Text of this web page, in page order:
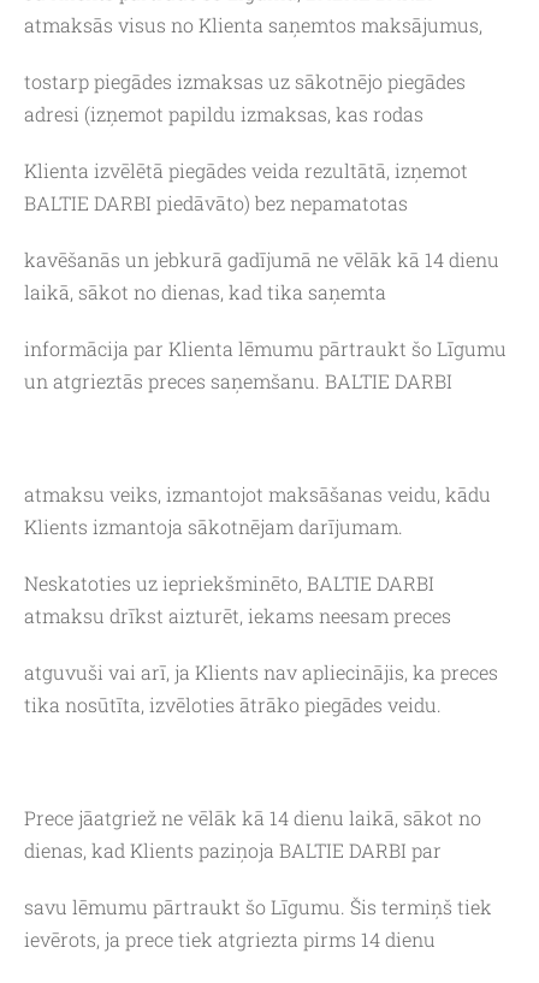
atmaksās visus no Klienta saņemtos maksājumus,
tostarp piegādes izmaksas uz sākotnējo piegādes
adresi (izņemot papildu izmaksas, kas rodas
Klienta izvēlētā piegādes veida rezultātā, izņemot
BALTIE DARBI piedāvāto) bez nepamatotas
kavēšanās un jebkurā gadījumā ne vēlāk kā 14 dienu
laikā, sākot no dienas, kad tika saņemta
informācija par Klienta lēmumu pārtraukt šo Līgumu
un atgrieztās preces saņemšanu. BALTIE DARBI
atmaksu veiks, izmantojot maksāšanas veidu, kādu
Klients izmantoja sākotnējam darījumam.
Neskatoties uz iepriekšminēto, BALTIE DARBI
atmaksu drīkst aizturēt, iekams neesam preces
atguvuši vai arī, ja Klients nav apliecinājis, ka preces
tika nosūtīta, izvēloties ātrāko piegādes veidu.
Prece jāatgriež ne vēlāk kā 14 dienu laikā, sākot no
dienas, kad Klients paziņoja BALTIE DARBI par
savu lēmumu pārtraukt šo Līgumu. Šis termiņš tiek
ievērots, ja prece tiek atgriezta pirms 14 dienu